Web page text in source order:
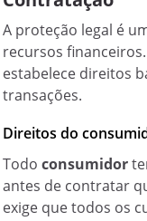
A proteção legal é
recursos
estabelece direitos
transações.
Direitos do
Todoconsumidor
antes de contratar
exige que todos os